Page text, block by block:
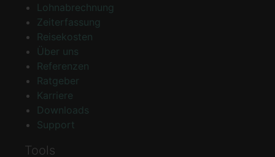
Lohnabrechnung
Zeiterfassung
Reisekosten
Über uns
Referenzen
Ratgeber
Karriere
Downloads
Support
Tools